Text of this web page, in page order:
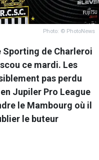
Photo: © PhotoNews
de Charleroi
ce mardi. Les
pas perdu
Jupiler Pro League
le Mambourg où il
le buteur